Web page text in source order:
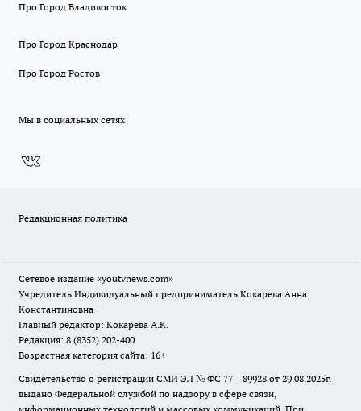
Про Город Владивосток
Про Город Краснодар
Про Город Ростов
Мы в социальных сетях
Редакционная политика
Сетевое издание «youtvnews.com»
Учредитель Индивидуальный предприниматель Кокарева Анна
Константиновна
Главный редактор: Кокарева А.К.
Редакция: 8 (8352) 202-400
Возрастная категория сайта: 16+
Свидетельство о регистрации СМИ ЭЛ № ФС 77 – 89928 от 29.08.2025г.
выдано Федеральной службой по надзору в сфере связи,